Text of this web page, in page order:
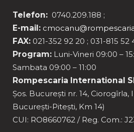
Telefon: 0740.209.188 ;
E-mail:
FAX: 021-352 92 20 ; 031-815 52
Program: Luni-Vineri 09:00 –
Sambata 09:00 – 11:00
Rompescaria International
Șos. București nr. 14, Ciorogîrla,
București-Pitești, Km 14)
CUI: RO8660762 / Reg. Com.: